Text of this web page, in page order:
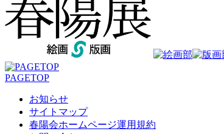
PAGETOP
お知らせ
サイトマップ
春陽会ホームページ運用規約